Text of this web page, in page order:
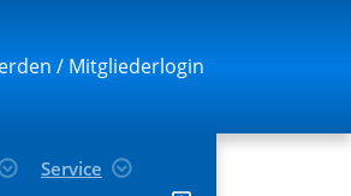
/ Mitgliederlogin
Service